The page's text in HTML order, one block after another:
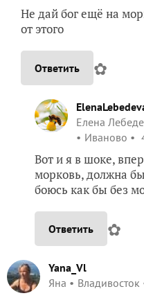
Не дай бог ещё на
от этого
Ответить ✿
Елена
Иваново
Вот и я в шоке,
морковь, должна
боюсь как бы без
Ответить ✿
Yana_Vl
Яна
Владивосток